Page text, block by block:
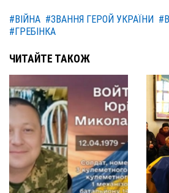
#ВІЙНА #ЗВАННЯ ГЕРОЙ УКРАЇНИ
#ГРЕБІНКА
ЧИТАЙТЕ ТАКОЖ